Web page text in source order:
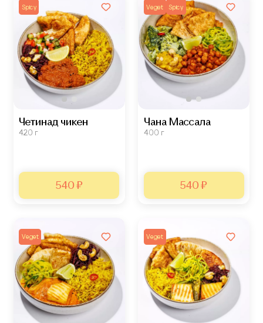
Spicy
Четинад чикен
420 г
540 ₽
Veget Spicy
Чана Массала
400 г
540 ₽
Veget Veget